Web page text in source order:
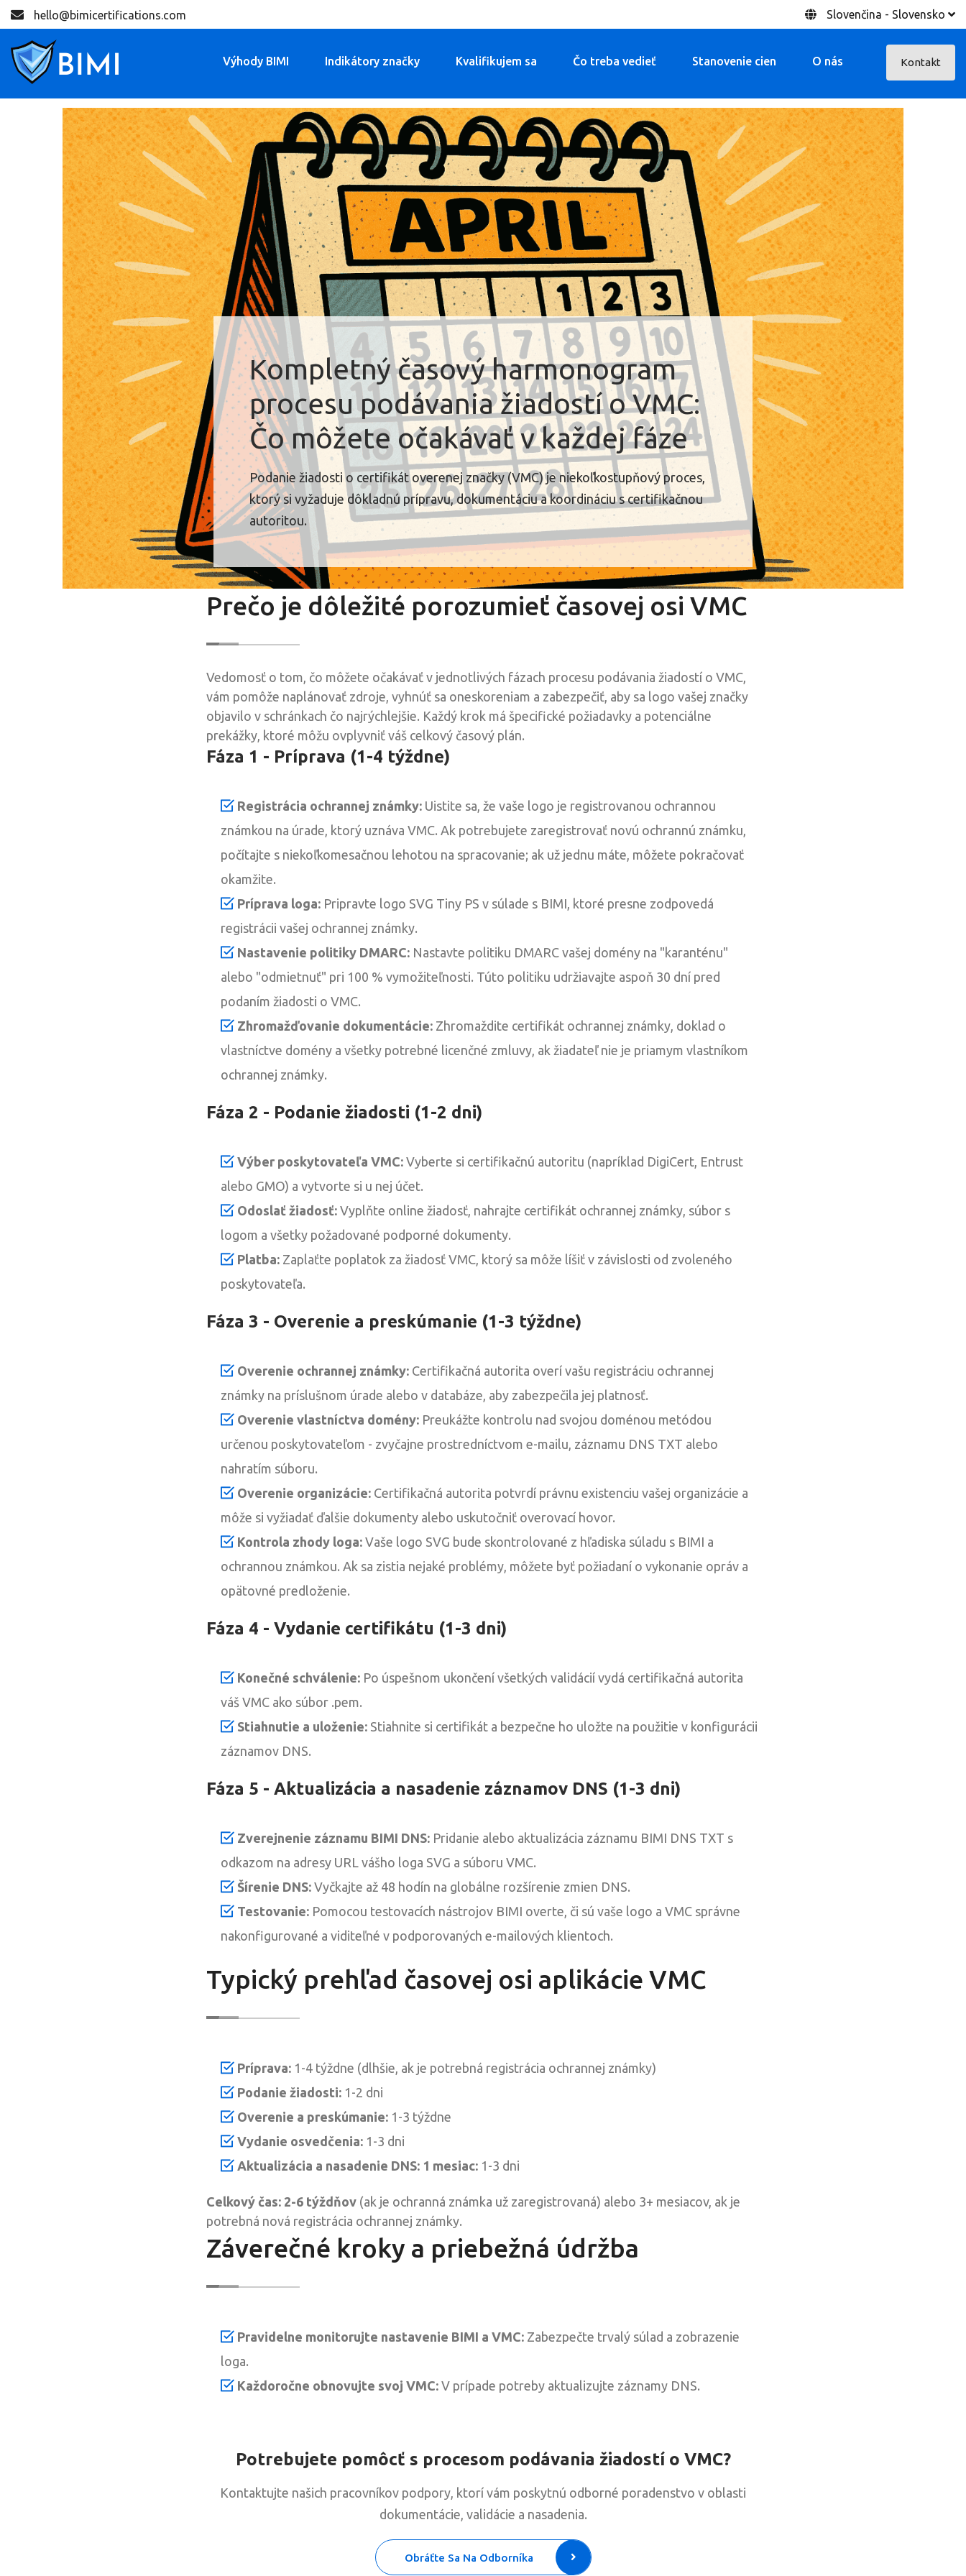
hello@bimicertifications.com Slovenčina - Slovensko
Výhody BIMI Indikátory značky Kvalifikujem sa Čo treba vedieť Stanovenie cien O nás Kontakt
Kompletný časový harmonogram
procesu podávania žiadostí o VMC:
Čo môžete očakávať v každej fáze
Podanie žiadosti o certifikát overenej značky (VMC) je niekoľkostupňový proces,
ktorý si vyžaduje dôkladnú prípravu, dokumentáciu a koordináciu s certifikačnou
autoritou.
Prečo je dôležité porozumieť časovej osi VMC
Vedomosť o tom, čo môžete očakávať v jednotlivých fázach procesu podávania žiadostí o VMC,
vám pomôže naplánovať zdroje, vyhnúť sa oneskoreniam a zabezpečiť, aby sa logo vašej značky
objavilo v schránkach čo najrýchlejšie. Každý krok má špecifické požiadavky a potenciálne
prekážky, ktoré môžu ovplyvniť váš celkový časový plán.
Fáza 1 - Príprava (1-4 týždne)
Registrácia ochrannej známky: Uistite sa, že vaše logo je registrovanou ochrannou
známkou na úrade, ktorý uznáva VMC. Ak potrebujete zaregistrovať novú ochrannú známku,
počítajte s niekoľkomesačnou lehotou na spracovanie; ak už jednu máte, môžete pokračovať
okamžite.
Príprava loga: Pripravte logo SVG Tiny PS v súlade s BIMI, ktoré presne zodpovedá
registrácii vašej ochrannej známky.
Nastavenie politiky DMARC: Nastavte politiku DMARC vašej domény na "karanténu"
alebo "odmietnuť" pri 100 % vymožiteľnosti. Túto politiku udržiavajte aspoň 30 dní pred
podaním žiadosti o VMC.
Zhromažďovanie dokumentácie: Zhromaždite certifikát ochrannej známky, doklad o
vlastníctve domény a všetky potrebné licenčné zmluvy, ak žiadateľ nie je priamym vlastníkom
ochrannej známky.
Fáza 2 - Podanie žiadosti (1-2 dni)
Výber poskytovateľa VMC: Vyberte si certifikačnú autoritu (napríklad DigiCert, Entrust
alebo GMO) a vytvorte si u nej účet.
Odoslať žiadosť: Vyplňte online žiadosť, nahrajte certifikát ochrannej známky, súbor s
logom a všetky požadované podporné dokumenty.
Platba: Zaplaťte poplatok za žiadosť VMC, ktorý sa môže líšiť v závislosti od zvoleného
poskytovateľa.
Fáza 3 - Overenie a preskúmanie (1-3 týždne)
Overenie ochrannej známky: Certifikačná autorita overí vašu registráciu ochrannej
známky na príslušnom úrade alebo v databáze, aby zabezpečila jej platnosť.
Overenie vlastníctva domény: Preukážte kontrolu nad svojou doménou metódou
určenou poskytovateľom - zvyčajne prostredníctvom e-mailu, záznamu DNS TXT alebo
nahratím súboru.
Overenie organizácie: Certifikačná autorita potvrdí právnu existenciu vašej organizácie a
môže si vyžiadať ďalšie dokumenty alebo uskutočniť overovací hovor.
Kontrola zhody loga: Vaše logo SVG bude skontrolované z hľadiska súladu s BIMI a
ochrannou známkou. Ak sa zistia nejaké problémy, môžete byť požiadaní o vykonanie opráv a
opätovné predloženie.
Fáza 4 - Vydanie certifikátu (1-3 dni)
Konečné schválenie: Po úspešnom ukončení všetkých validácií vydá certifikačná autorita
váš VMC ako súbor .pem.
Stiahnutie a uloženie: Stiahnite si certifikát a bezpečne ho uložte na použitie v konfigurácii
záznamov DNS.
Fáza 5 - Aktualizácia a nasadenie záznamov DNS (1-3 dni)
Zverejnenie záznamu BIMI DNS: Pridanie alebo aktualizácia záznamu BIMI DNS TXT s
odkazom na adresy URL vášho loga SVG a súboru VMC.
Šírenie DNS: Vyčkajte až 48 hodín na globálne rozšírenie zmien DNS.
Testovanie: Pomocou testovacích nástrojov BIMI overte, či sú vaše logo a VMC správne
nakonfigurované a viditeľné v podporovaných e-mailových klientoch.
Typický prehľad časovej osi aplikácie VMC
Príprava: 1-4 týždne (dlhšie, ak je potrebná registrácia ochrannej známky)
Podanie žiadosti: 1-2 dni
Overenie a preskúmanie: 1-3 týždne
Vydanie osvedčenia: 1-3 dni
Aktualizácia a nasadenie DNS: 1 mesiac: 1-3 dni
Celkový čas: 2-6 týždňov (ak je ochranná známka už zaregistrovaná) alebo 3+ mesiacov, ak je
potrebná nová registrácia ochrannej známky.
Záverečné kroky a priebežná údržba
Pravidelne monitorujte nastavenie BIMI a VMC: Zabezpečte trvalý súlad a zobrazenie
loga.
Každoročne obnovujte svoj VMC: V prípade potreby aktualizujte záznamy DNS.
Potrebujete pomôcť s procesom podávania žiadostí o VMC?
Kontaktujte našich pracovníkov podpory, ktorí vám poskytnú odborné poradenstvo v oblasti
dokumentácie, validácie a nasadenia.
Obráťte Sa Na Odborníka